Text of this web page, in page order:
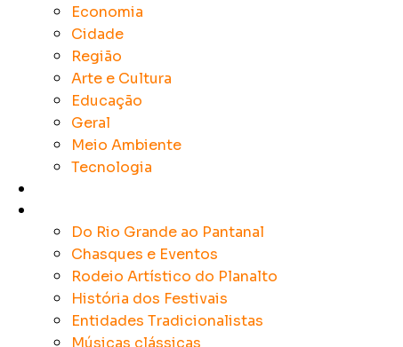
Economia
Cidade
Região
Arte e Cultura
Educação
Geral
Meio Ambiente
Tecnologia
Do Rio Grande ao Pantanal
Chasques e Eventos
Rodeio Artístico do Planalto
História dos Festivais
Entidades Tradicionalistas
Músicas clássicas